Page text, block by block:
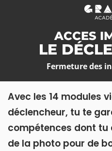
ACCES
LE
Fermeture des
Avec les 14 modules
déclencheur, tu te
compétences dont tu
de la photo pour de